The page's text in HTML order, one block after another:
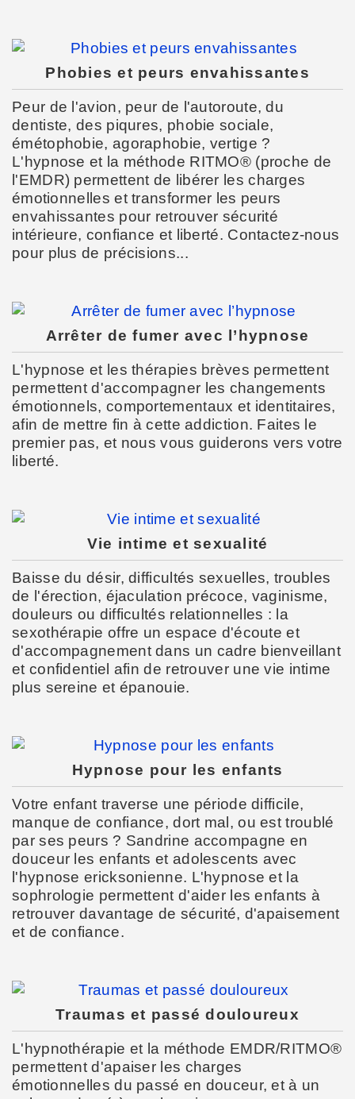
Phobies et peurs envahissantes
Peur de l'avion, peur de l'autoroute, du
dentiste, des piqures, phobie sociale,
émétophobie, agoraphobie, vertige ?
L'hypnose et la méthode RITMO® (proche de
l'EMDR) permettent de libérer les charges
émotionnelles et transformer les peurs
envahissantes pour retrouver sécurité
intérieure, confiance et liberté. Contactez-nous
pour plus de précisions...
Arrêter de fumer avec l’hypnose
L'hypnose et les thérapies brèves permettent
permettent d'accompagner les changements
émotionnels, comportementaux et identitaires,
afin de mettre fin à cette addiction. Faites le
premier pas, et nous vous guiderons vers votre
liberté.
Vie intime et sexualité
Baisse du désir, difficultés sexuelles, troubles
de l'érection, éjaculation précoce, vaginisme,
douleurs ou difficultés relationnelles : la
sexothérapie offre un espace d'écoute et
d'accompagnement dans un cadre bienveillant
et confidentiel afin de retrouver une vie intime
plus sereine et épanouie.
Hypnose pour les enfants
Votre enfant traverse une période difficile,
manque de confiance, dort mal, ou est troublé
par ses peurs ? Sandrine accompagne en
douceur les enfants et adolescents avec
l'hypnose ericksonienne. L'hypnose et la
sophrologie permettent d'aider les enfants à
retrouver davantage de sécurité, d'apaisement
et de confiance.
Traumas et passé douloureux
L'hypnothérapie et la méthode EMDR/RITMO®
permettent d'apaiser les charges
émotionnelles du passé en douceur, et à un